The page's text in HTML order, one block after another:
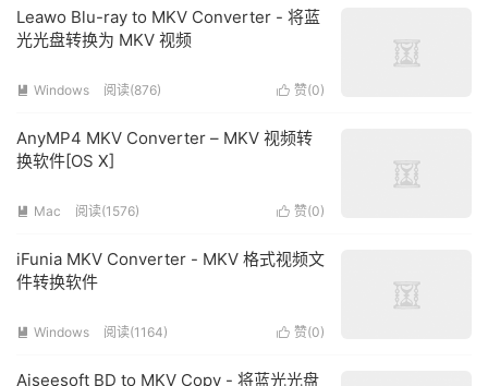
Leawo Blu-ray to MKV Converter - 将蓝
光光盘转换为 MKV 视频
 赞(0)
 Windows 阅读(876)
AnyMP4 MKV Converter – MKV 视频转
换软件[OS X]
 赞(0)
 Mac 阅读(1576)
iFunia MKV Converter - MKV 格式视频文
件转换软件
 赞(0)
 Windows 阅读(1164)
Aiseesoft BD to MKV Copy - 将蓝光光盘